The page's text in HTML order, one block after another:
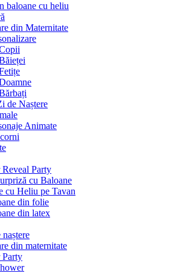
baloane cu heliu
din Maternitate
de Naștere
Animate
Reveal Party
cu Baloane
cu Heliu pe Tavan
din folie
din latex
din maternitate
Party